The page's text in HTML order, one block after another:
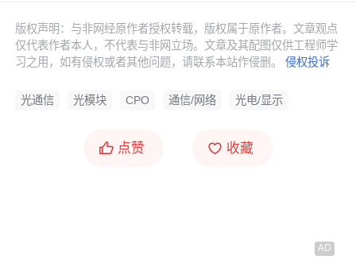
版权声明：与非网经原作者授权转载，版权属于原作者。文章观点
仅代表作者本人，不代表与非网立场。文章及其配图仅供工程师学
习之用，如有侵权或者其他问题，请联系本站作侵删。侵权投诉
光通信 光模块 CPO 通信/网络 光电/显示
点赞 收藏